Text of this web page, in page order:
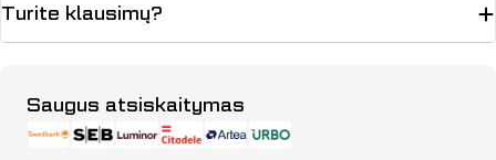
Turite klausimų?
Užduokite klausimą
Jūsų
Saugus atsiskaitymas
Apmokėjimo
būdai